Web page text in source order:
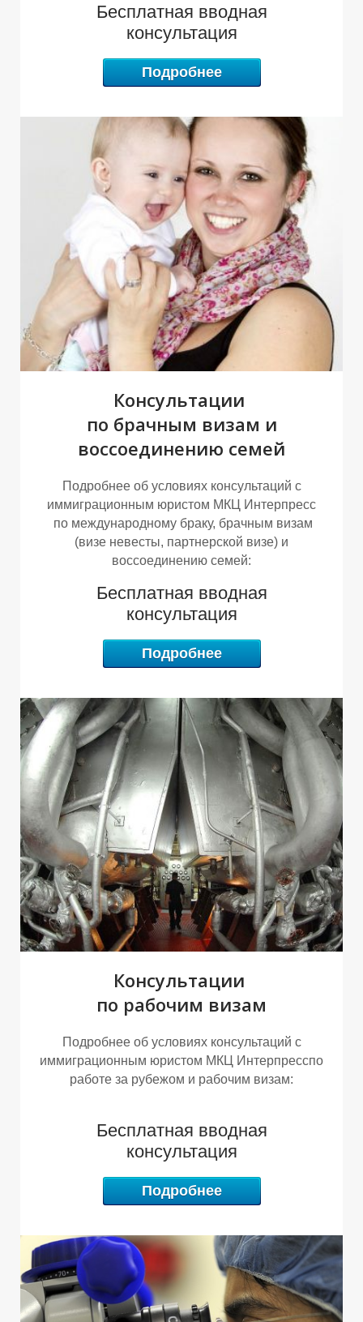
Л
У
Г
У
Б
Е
Бесплатная вводная
консультация
Подробнее
Консультации
по брачным визам и
воссоединению семей
Подробнее об условиях консультаций с
иммиграционным юристом МКЦ Интерпресс
по международному браку, брачным визам
(визе невесты, партнерской визе) и
воссоединению семей:
Бесплатная вводная
консультация
Подробнее
Консультации
по рабочим визам
Подробнее об условиях консультаций с
иммиграционным юристом МКЦ Интерпресспо
работе за рубежом и рабочим визам:
Бесплатная вводная
консультация
Подробнее